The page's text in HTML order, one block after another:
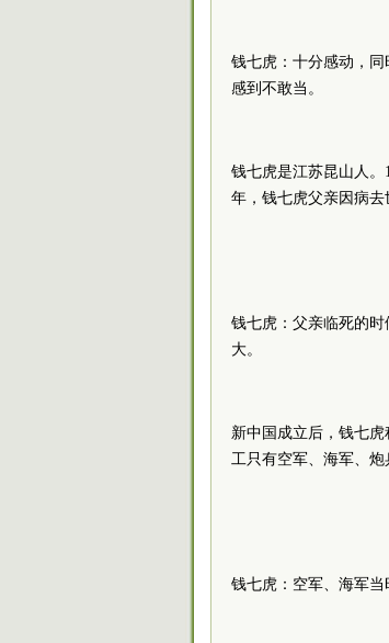
钱七虎：十分感动，
感到不敢当。
钱七虎是江苏昆山人
年，钱七虎父亲因病去
钱七虎：父亲临死的
大。
新中国成立后，钱七
工只有空军、海军、炮
钱七虎：空军、海军当